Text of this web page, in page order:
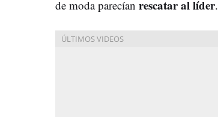
de moda parecían rescatar al líder.